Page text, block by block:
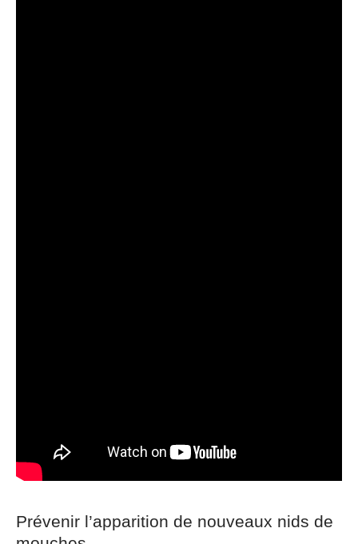
Prévenir l’apparition de nouveaux nids de